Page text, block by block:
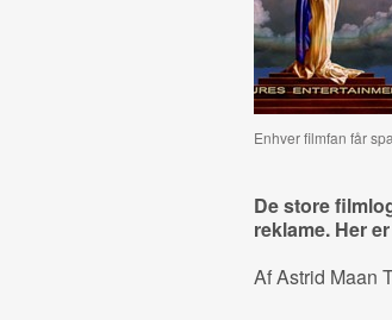
Enhver filmfan får
De store
reklame. Her
Af Astrid Maan